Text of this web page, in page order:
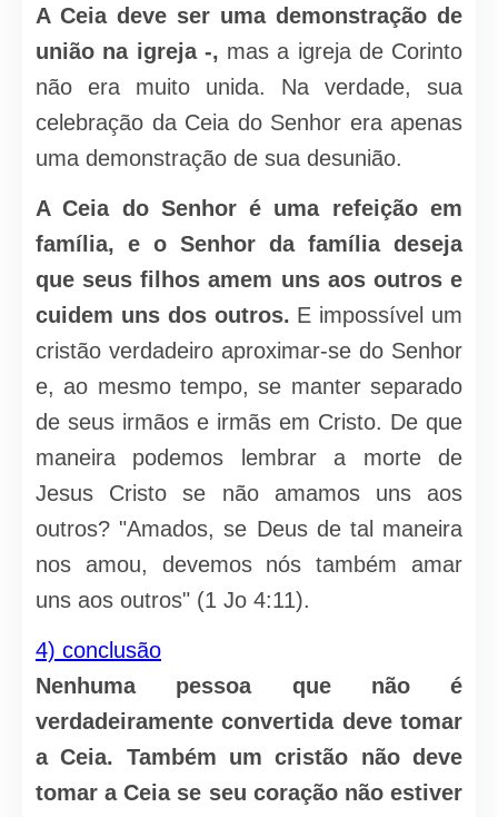
A Ceia deve ser uma demonstração de
união na igreja -, mas a igreja de Corinto
não era muito unida. Na verdade, sua
celebração da Ceia do Senhor era apenas
uma demonstração de sua desunião.
A Ceia do Senhor é uma refeição em
família, e o Senhor da família deseja
que seus filhos amem uns aos outros e
cuidem uns dos outros. E impossível um
cristão verdadeiro aproximar-se do Senhor
e, ao mesmo tempo, se manter separado
de seus irmãos e irmãs em Cristo. De que
maneira podemos lembrar a morte de
Jesus Cristo se não amamos uns aos
outros? "Amados, se Deus de tal maneira
nos amou, devemos nós também amar
uns aos outros" (1 Jo 4:11).
4) conclusão
Nenhuma pessoa que não é
verdadeiramente convertida deve tomar
a Ceia. Também um cristão não deve
tomar a Ceia se seu coração não estiver